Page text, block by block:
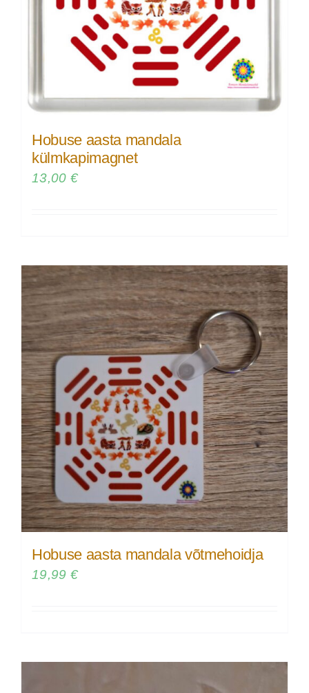
Hobuse aasta mandala
külmkapimagnet
13,00 €
Hobuse aasta mandala võtmehoidja
19,99 €